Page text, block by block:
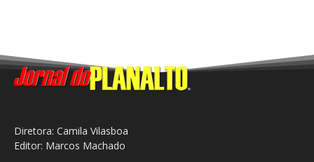
Diretora: Camila Vilasboa
Editor: Marcos Machado